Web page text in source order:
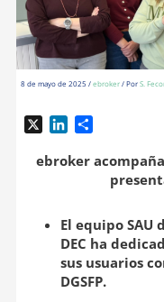
8 de mayo de 2025 /ebroker/ PorS.
n
d
I
n
m
t
i
r
ebroker
El equipo SAU
DEC ha
sus usuarios
DGSFP.